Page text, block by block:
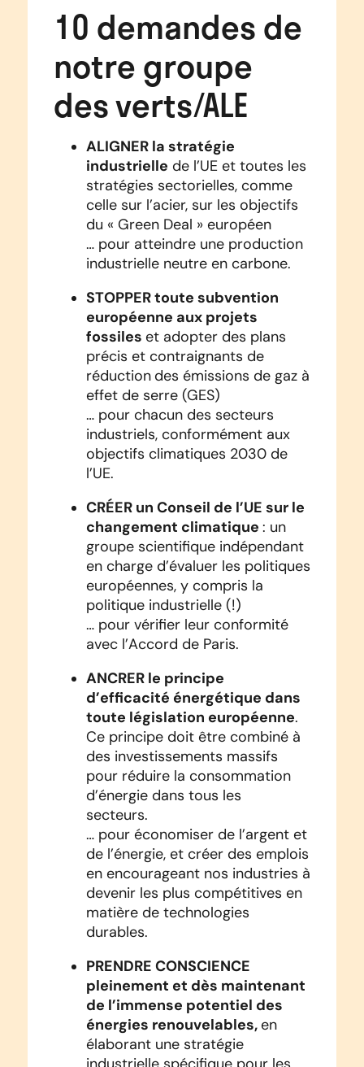
10 demandes de
notre groupe
des verts/ALE
ALIGNER la stratégie
industrielle de l’UE et toutes les
stratégies sectorielles, comme
celle sur l’acier, sur les objectifs
du « Green Deal » européen
… pour atteindre une production
industrielle neutre en carbone.
STOPPER toute subvention
européenne aux projets
fossiles et adopter des plans
précis et contraignants de
réduction des émissions de gaz à
effet de serre (GES)
… pour chacun des secteurs
industriels, conformément aux
objectifs climatiques 2030 de
l’UE.
CRÉER un Conseil de l’UE sur le
changement climatique : un
groupe scientifique indépendant
en charge d’évaluer les politiques
européennes, y compris la
politique industrielle (!)
… pour vérifier leur conformité
avec l’Accord de Paris.
ANCRER le principe
d’efficacité énergétique dans
toute législation européenne.
Ce principe doit être combiné à
des investissements massifs
pour réduire la consommation
d’énergie dans tous les
secteurs.
… pour économiser de l’argent et
de l’énergie, et créer des emplois
en encourageant nos industries à
devenir les plus compétitives en
matière de technologies
durables.
PRENDRE CONSCIENCE
pleinement et dès maintenant
de l’immense potentiel des
énergies renouvelables, en
élaborant une stratégie